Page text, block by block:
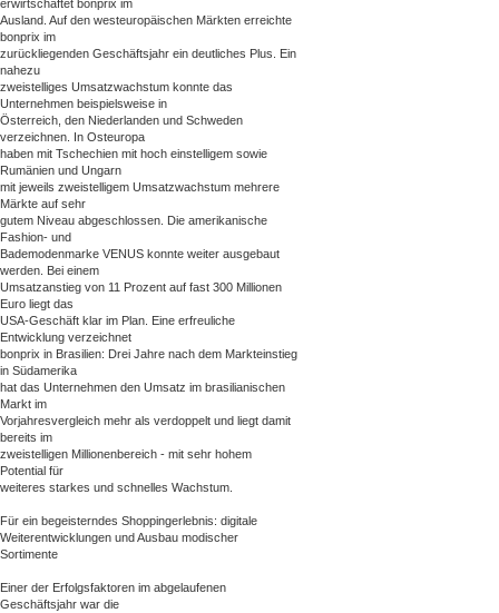
erwirtschaftet bonprix im
Ausland. Auf den westeuropäischen Märkten erreichte
bonprix im
zurückliegenden Geschäftsjahr ein deutliches Plus. Ein
nahezu
zweistelliges Umsatzwachstum konnte das
Unternehmen beispielsweise in
Österreich, den Niederlanden und Schweden
verzeichnen. In Osteuropa
haben mit Tschechien mit hoch einstelligem sowie
Rumänien und Ungarn
mit jeweils zweistelligem Umsatzwachstum mehrere
Märkte auf sehr
gutem Niveau abgeschlossen. Die amerikanische
Fashion- und
Bademodenmarke VENUS konnte weiter ausgebaut
werden. Bei einem
Umsatzanstieg von 11 Prozent auf fast 300 Millionen
Euro liegt das
USA-Geschäft klar im Plan. Eine erfreuliche
Entwicklung verzeichnet
bonprix in Brasilien: Drei Jahre nach dem Markteinstieg
in Südamerika
hat das Unternehmen den Umsatz im brasilianischen
Markt im
Vorjahresvergleich mehr als verdoppelt und liegt damit
bereits im
zweistelligen Millionenbereich - mit sehr hohem
Potential für
weiteres starkes und schnelles Wachstum.
Für ein begeisterndes Shoppingerlebnis: digitale
Weiterentwicklungen und Ausbau modischer
Sortimente
Einer der Erfolgsfaktoren im abgelaufenen
Geschäftsjahr war die